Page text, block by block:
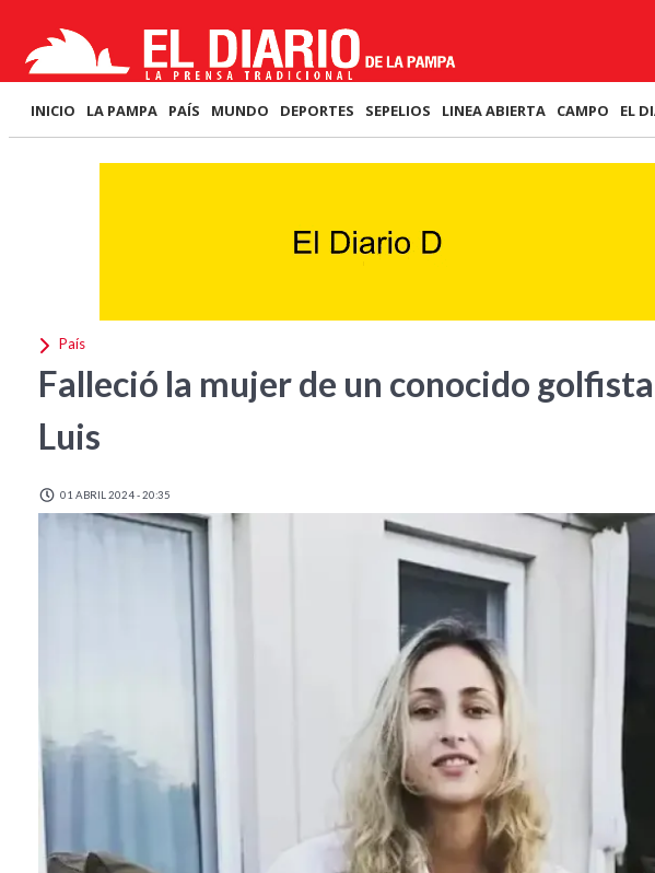
INICIO LA PAMPA PAÍS MUNDO DEPORTES SEPELIOS LINEA ABIERTA CAMPO EL
País
Falleció la mujer de un conocido
Luis
01 ABRIL 2024 - 20:35